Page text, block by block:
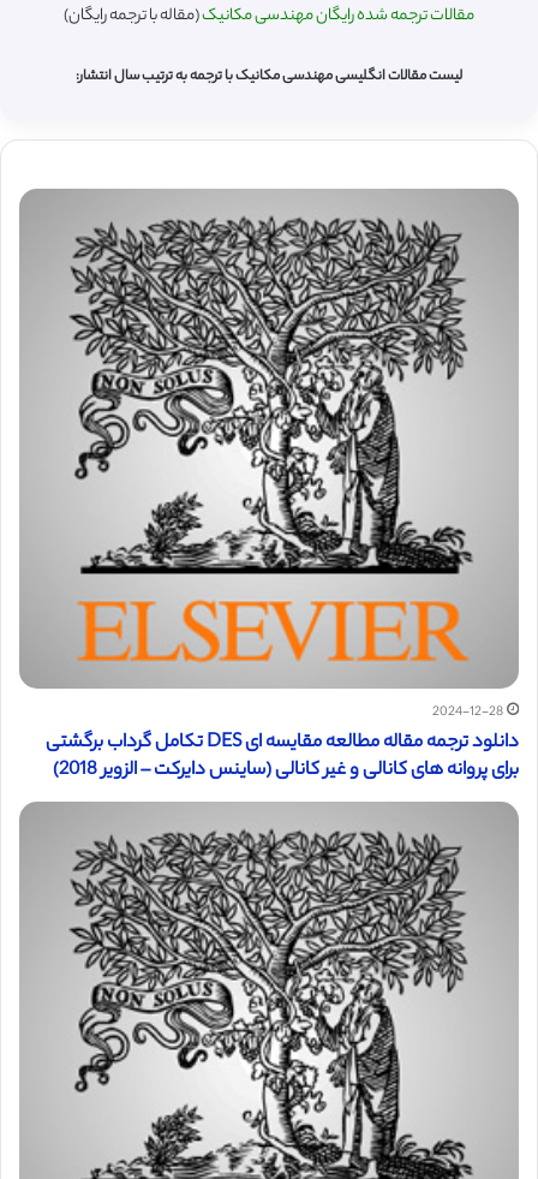
مقالات ترجمه شده رایگان مهندسی مکانیک(مقاله با ترجمه رایگان)
لیست مقالات انگلیسی مهندسی مکانیک با ترجمه به ترتیب سال انتشار:
2024-12-28
دانلود ترجمه مقاله مطالعه مقایسه ای DES تکامل گرداب برگشتی
برای پروانه های کانالی و غیر کانالی (ساینس دایرکت – الزویر 2018)